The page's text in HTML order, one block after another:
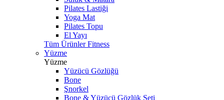
Pilates Lastiği
Yoga Mat
Pilates Topu
El Yayı
Tüm Ürünler Fitness
Yüzme
Yüzme
Yüzücü Gözlüğü
Bone
Şnorkel
Bone & Yüzücü Gözlük Seti